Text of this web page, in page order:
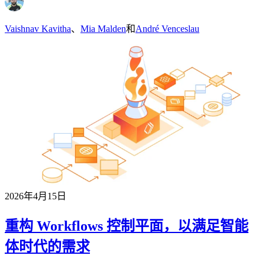
Vaishnav Kavitha、 Mia Malden和André Venceslau
2026年4月15日
重构 Workflows 控制平面，以满足智能
体时代的需求